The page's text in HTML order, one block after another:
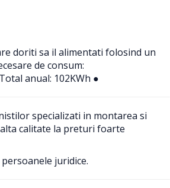
doriti sa il alimentati folosind un
de consum:
anual: 102KWh ●
specializati in montarea si
calitate la preturi foarte
juridice.